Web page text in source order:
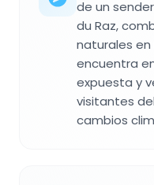
de un
du Raz,
naturales en
encuentra
expuesta y
visitantes
cambios